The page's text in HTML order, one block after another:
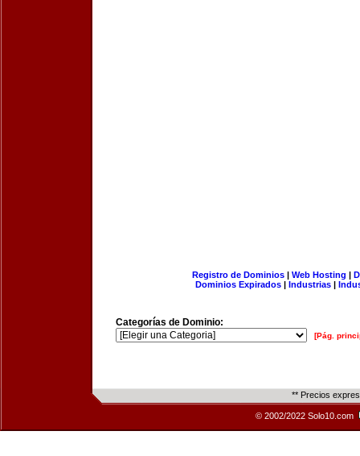
Registro de Dominios| Web Hosting |
Dominios Expirados | Industrias |
Categorías de Dominio:
[Pág.
** Precios
© 2002/2022 Solo10.com